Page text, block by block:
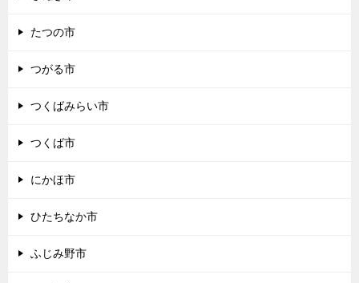
たつの市
つがる市
つくばみらい市
つくば市
にかほ市
ひたちなか市
ふじみ野市